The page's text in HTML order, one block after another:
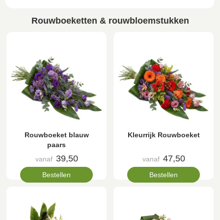
Rouwboeketten & rouwbloemstukken
Rouwboeket blauw
paars
vanaf 39,50
Bestellen
Kleurrijk Rouwboeket
vanaf 47,50
Bestellen